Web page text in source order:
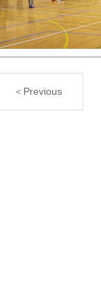
＜Previous